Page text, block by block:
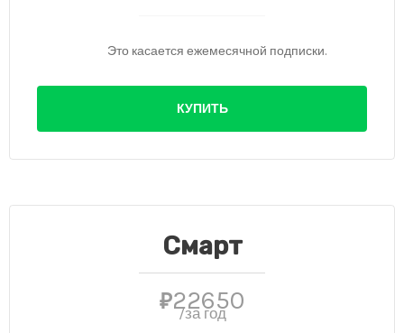
Это касается ежемесячной подписки.
КУПИТЬ
Смарт
₽22650
/за год